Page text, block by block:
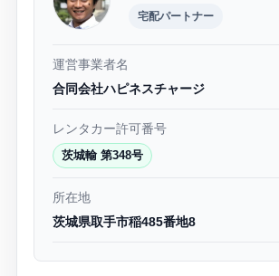
宅配パートナー
運営事業者名
合同会社ハピネスチャージ
レンタカー許可番号
茨城輸 第348号
所在地
茨城県取手市稲485番地8